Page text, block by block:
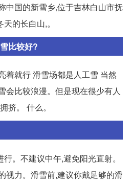
中国的新雪乡,位于吉林白山市抚
的长白山,。
比较好?
着就行 滑雪场都是人工雪 当然
会比较浪漫。但是现在很少有人
挤。 什么。
。不建议中午,避免阳光直射。
视力。滑雪前,建议你戴足够的滑